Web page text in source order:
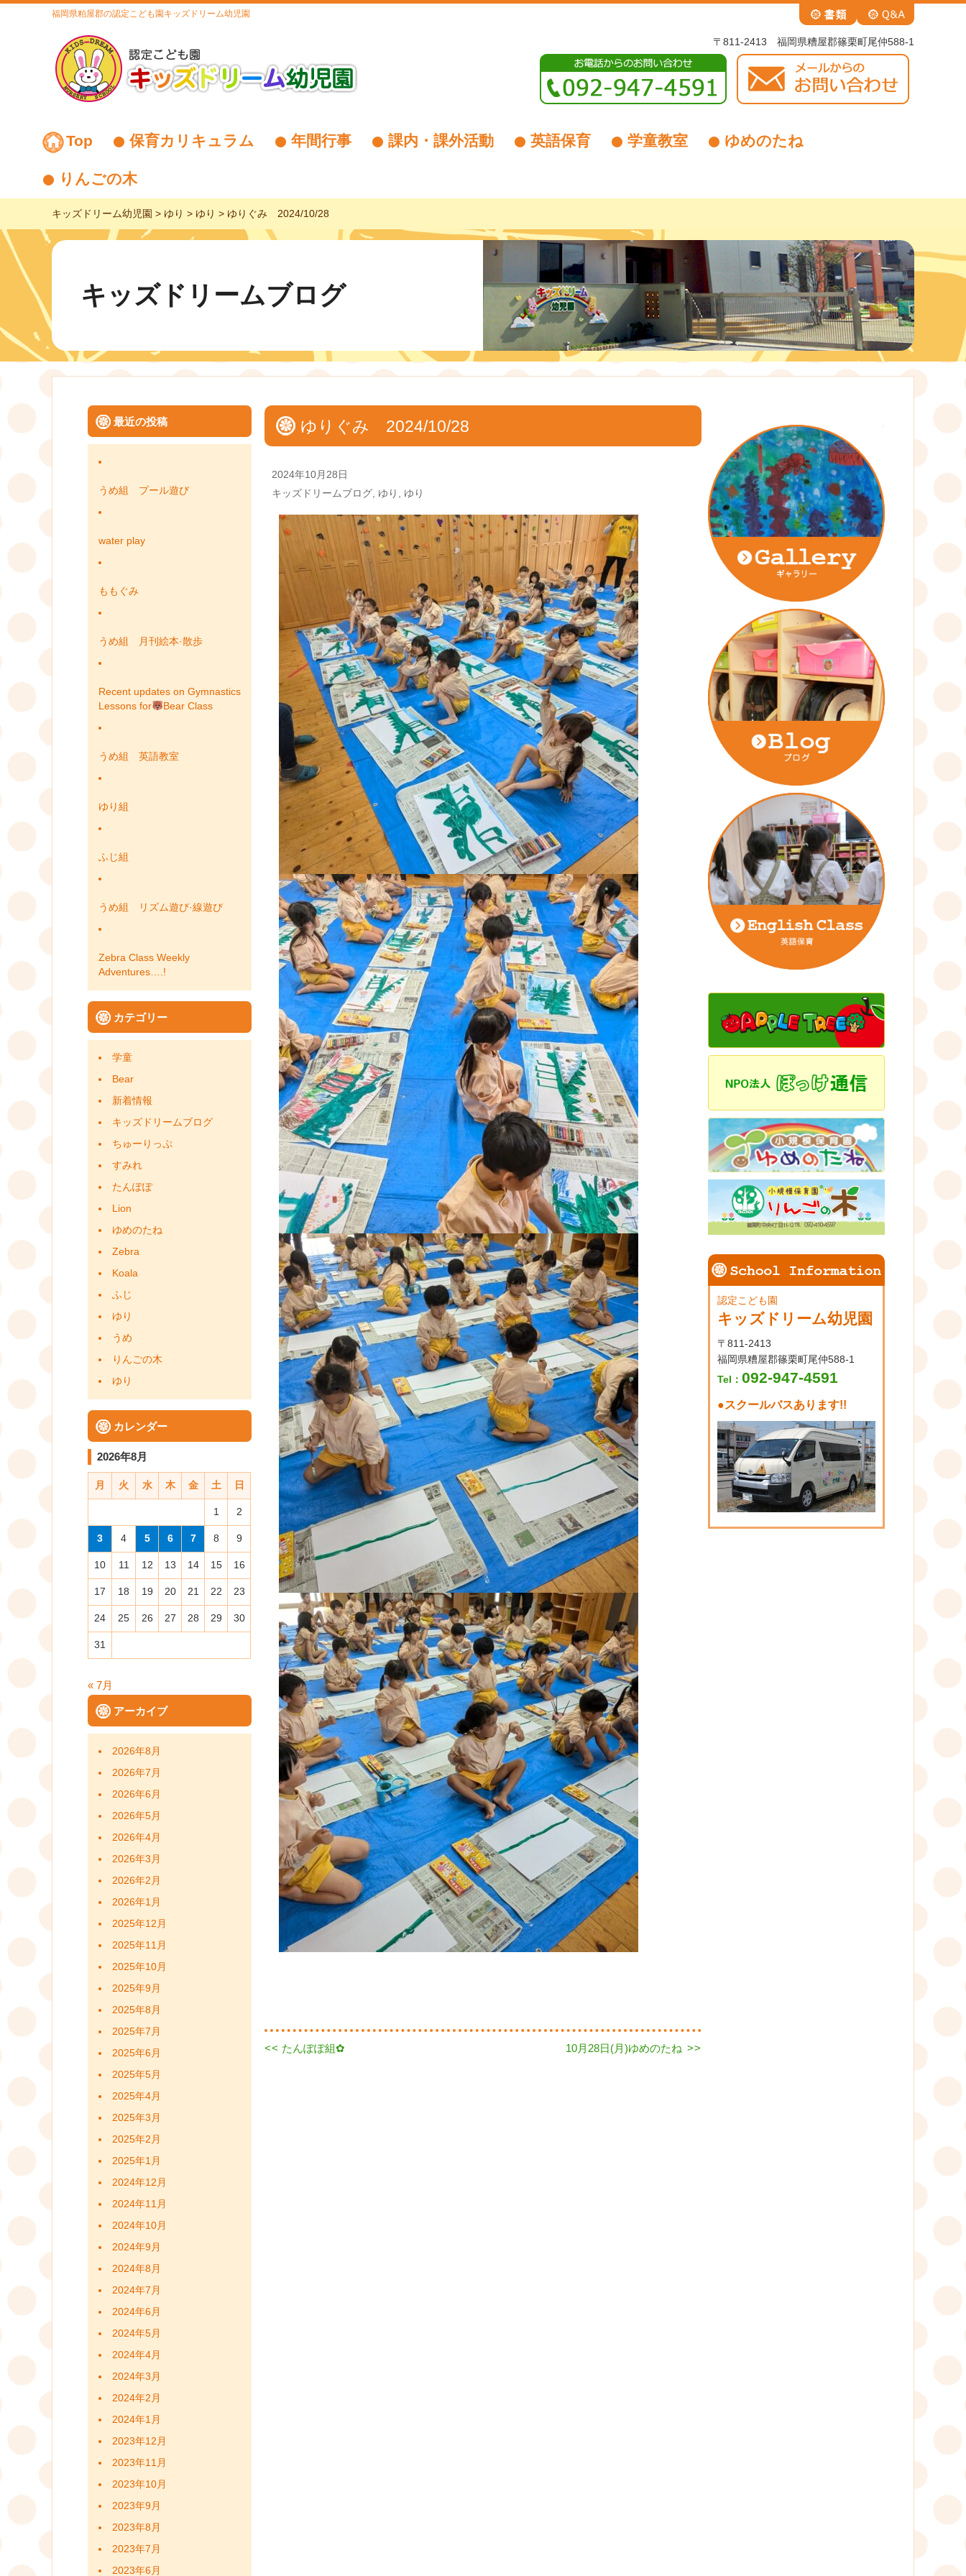
福岡県粕屋郡の認定こども園キッズドリーム幼児園
〒811-2413 福岡県糟屋郡篠栗町尾仲588-1
Top 保育カリキュラム 年間行事 課内・課外活動 英語保育 学童教室 ゆめのたね
りんごの木
キッズドリーム幼児園 > ゆり > ゆり > ゆりぐみ 2024/10/28
キッズドリームブログ
最近の投稿
うめ組 プール遊び
water play
ももぐみ
うめ組 月刊絵本·散歩
Recent updates on Gymnastics
Lessons for
Bear Class
うめ組 英語教室
ゆり組
ふじ組
うめ組 リズム遊び·線遊び
Zebra Class Weekly
Adventures….!
カテゴリー
学童
Bear
新着情報
キッズドリームブログ
ちゅーりっぷ
すみれ
たんぽぽ
Lion
ゆめのたね
Zebra
Koala
ふじ
ゆり
うめ
りんごの木
ゆり
カレンダー
2026年8月
月 火 水 木 金 土 日
1 2
3 4 5 6 7 8 9
10 11 12 13 14 15 16
17 18 19 20 21 22 23
24 25 26 27 28 29 30
31
« 7月
アーカイブ
2026年8月
2026年7月
2026年6月
2026年5月
2026年4月
2026年3月
2026年2月
2026年1月
2025年12月
2025年11月
2025年10月
2025年9月
2025年8月
2025年7月
2025年6月
2025年5月
2025年4月
2025年3月
2025年2月
2025年1月
2024年12月
2024年11月
2024年10月
2024年9月
2024年8月
2024年7月
2024年6月
2024年5月
2024年4月
2024年3月
2024年2月
2024年1月
2023年12月
2023年11月
2023年10月
2023年9月
2023年8月
2023年7月
2023年6月
ゆりぐみ 2024/10/28
Posted
on
2024年10月28日
Categories
キッズドリームブログ, ゆり , ゆり
投
Previous
<< たんぽぽ組✿
Next
10月28日(月)ゆめのたね >>
認定こども園
キッズドリーム幼児園
〒811-2413
福岡県糟屋郡篠栗町尾仲588-1
Tel：092-947-4591
●スクールバスあります!!